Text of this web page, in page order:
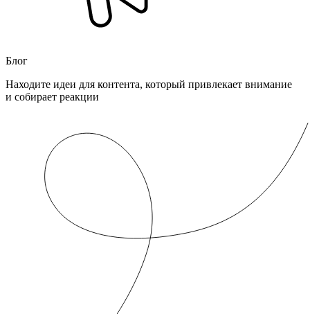
Блог
Находите идеи для контента, который привлекает внимание
и собирает реакции